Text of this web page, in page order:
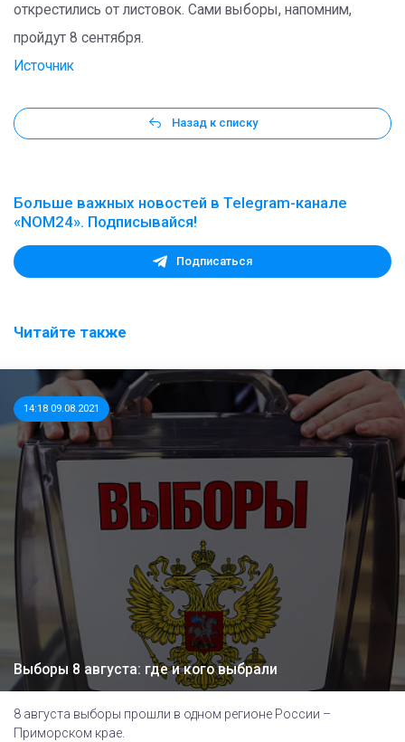
открестились от листовок. Сами выборы, напомним,
пройдут 8 сентября.
Источник
Назад к списку
Больше важных новостей в Telegram-канале
«NOM24». Подписывайся!
Подписаться
Читайте также
14:18 09.08.2021
Выборы 8 августа: где и кого выбрали
8 августа выборы прошли в одном регионе России –
Приморском крае.